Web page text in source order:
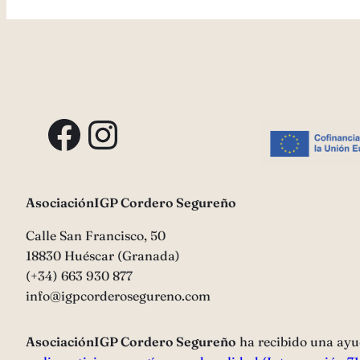
Facebook Instagram
AsociaciónIGP Cordero Segureño
Calle San Francisco, 50
18830 Huéscar (Granada)
(+34) 663 930 877
info@igpcorderosegureno.com
AsociaciónIGP Cordero Segureño ha recibido una